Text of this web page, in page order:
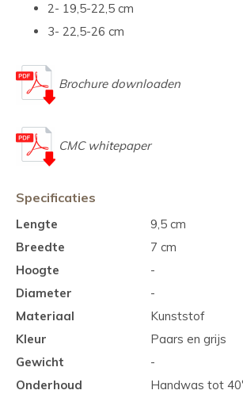
2- 19,5-22,5 cm
3- 22,5-26 cm
Brochure downloaden
CMC whitepaper
Specificaties
Lengte
9,5 cm
Breedte
7 cm
Hoogte
-
Diameter
-
Materiaal
Kunststof
Kleur
Paars en grijs
Gewicht
-
Onderhoud
Handwas tot